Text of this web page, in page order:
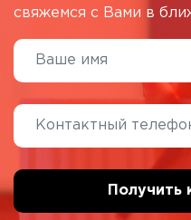
свяжемся с Вами в